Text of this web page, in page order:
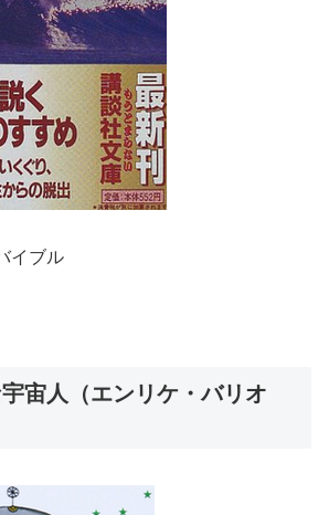
イブル
宙人（エンリケ・バリオ